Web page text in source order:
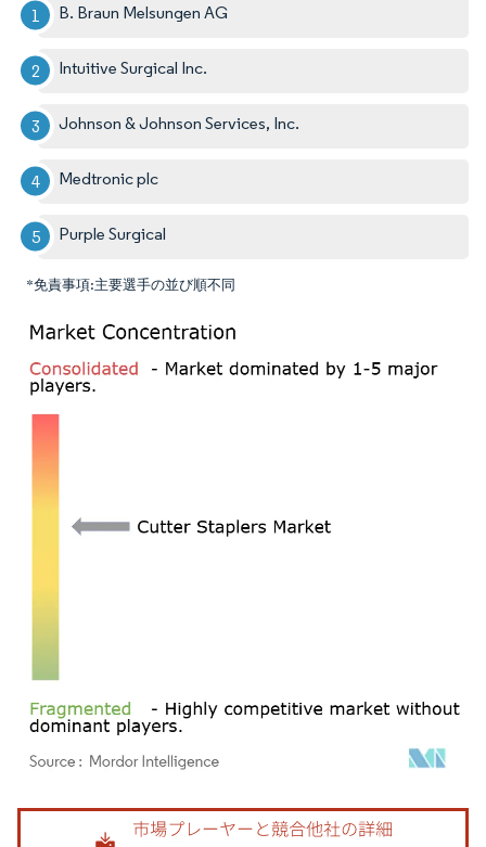
B. Braun Melsungen AG
Intuitive Surgical Inc.
Johnson & Johnson Services, Inc.
Medtronic plc
Purple Surgical
*免責事項:主要選手の並び順不同
画像 © Mordor Intelligence。再利用にはCC BY 4.0の表示が必要です。